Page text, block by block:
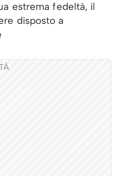
estrema fedeltà, il
disposto a